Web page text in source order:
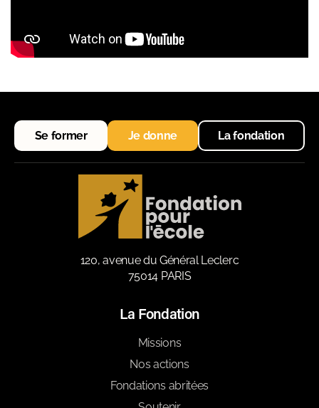
Se former Je donne La fondation
120, avenue du Général Leclerc
75014 PARIS
La Fondation
Missions
Nos actions
Fondations abritées